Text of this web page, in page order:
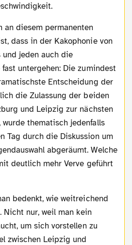
dass in der Kakophonie von
jeden auch die
untergehen: Die zumindest
Entscheidung der
die Zulassung der beiden
und Leipzig zur nächsten
wurde thematisch jedenfalls
Tag durch die Diskussion um
abgeräumt. Welche
deutlich mehr Verve geführt
Nicht nur, weil man kein
um sich vorstellen zu
zwischen Leipzig und